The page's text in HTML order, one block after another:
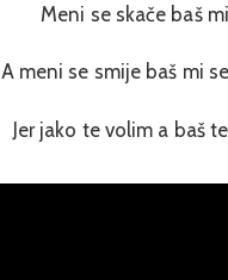
Meni se skače baš
A meni se smije baš mi
Jer jako te volim a baš